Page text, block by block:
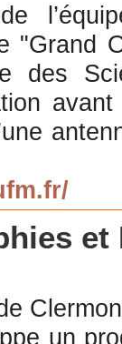
"Grand
des
et
un